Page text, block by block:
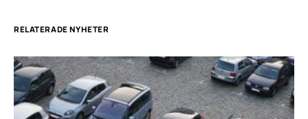
RELATERADE NYHETER